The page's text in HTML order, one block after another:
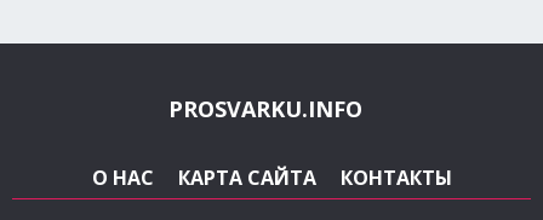
PROSVARKU.INFO
О НАС КАРТА САЙТА КОНТАКТЫ